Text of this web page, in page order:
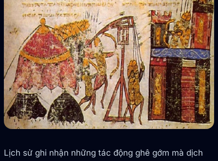
Lịch sử ghi nhận những tác động ghê gớm mà dịch